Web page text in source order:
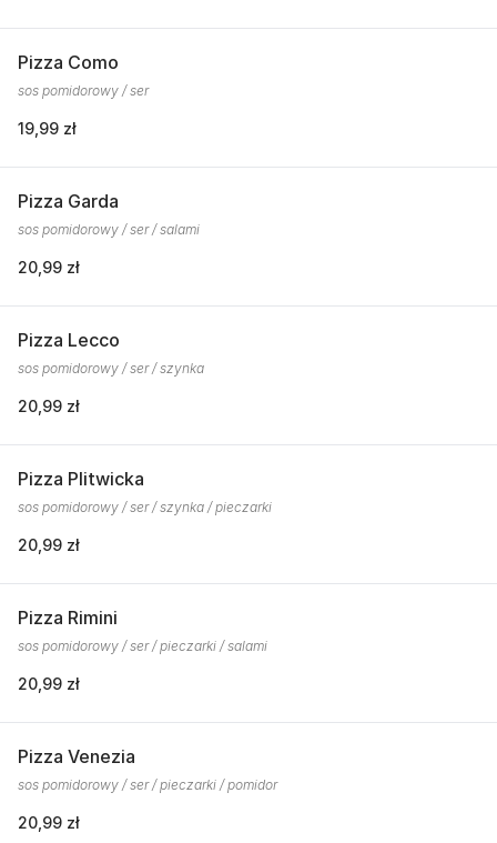
Pizza Como
sos pomidorowy / ser
19,99 zł
Pizza Garda
sos pomidorowy / ser / salami
20,99 zł
Pizza Lecco
sos pomidorowy / ser / szynka
20,99 zł
Pizza Plitwicka
sos pomidorowy / ser / szynka / pieczarki
20,99 zł
Pizza Rimini
sos pomidorowy / ser / pieczarki / salami
20,99 zł
Pizza Venezia
sos pomidorowy / ser / pieczarki / pomidor
20,99 zł